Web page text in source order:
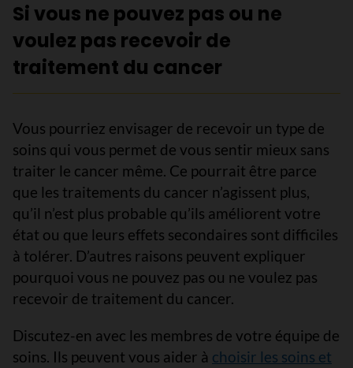
Si vous ne pouvez pas ou ne
voulez pas recevoir de
traitement du cancer
Vous pourriez envisager de recevoir un type de
soins qui vous permet de vous sentir mieux sans
traiter le cancer même. Ce pourrait être parce
que les traitements du cancer n’agissent plus,
qu’il n’est plus probable qu’ils améliorent votre
état ou que leurs effets secondaires sont difficiles
à tolérer. D’autres raisons peuvent expliquer
pourquoi vous ne pouvez pas ou ne voulez pas
recevoir de traitement du cancer.
Discutez-en avec les membres de votre équipe de
soins. Ils peuvent vous aider à choisir les soins et